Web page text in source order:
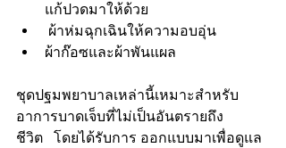
แก้ปวดมาให้ด้วย
ผ้าห่มฉุกเฉินให้ความอบอุ่น
ผ้าก๊อซและผ้าพันแผล
ชุดปฐมพยาบาลเหล่านี้เหมาะสำหรับ
อาการบาดเจ็บที่ไม่เป็นอันตรายถึง
ชีวิต   โดยได้รับการ ออกแบบมาเพื่อดูแล